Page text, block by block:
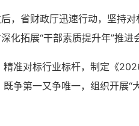
，省财政厅迅速行动，坚持
化拓展“干部素质提升年”推进
精准对标行业标杆，制定《
争第一又争唯一，组织开展